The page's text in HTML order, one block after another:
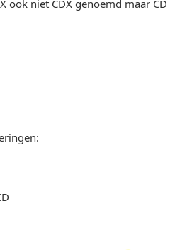
ook niet CDX genoemd maar CD